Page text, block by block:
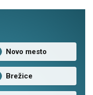
Novo mesto
Brežice